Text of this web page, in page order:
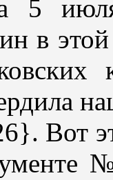
5
в этой
Вот